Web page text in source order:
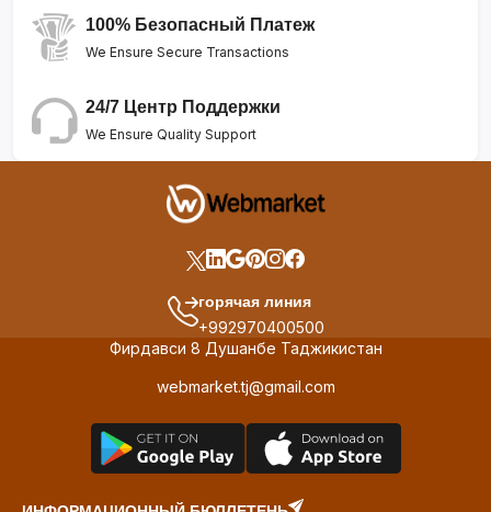
100% Безопасный Платеж
We Ensure Secure Transactions
24/7 Центр Поддержки
We Ensure Quality Support
горячая линия
+992970400500
Фирдавси 8 Душанбе Таджикистан
webmarket.tj@gmail.com